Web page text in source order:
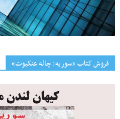
فروش کتاب «سوریه: چاله عنکبوت»